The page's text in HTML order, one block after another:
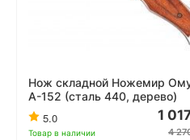
Нож складной Ножемир
A-152 (сталь 440, дерево)
5.0
Товар в наличии
1
4